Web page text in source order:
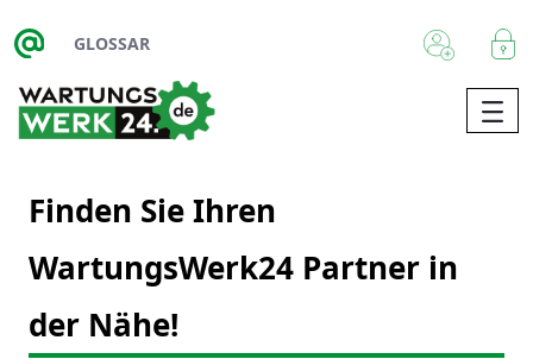
Zum Hauptinhalt springen
GLOSSAR
Finden Sie Ihren
WartungsWerk24 Partner in
der Nähe!